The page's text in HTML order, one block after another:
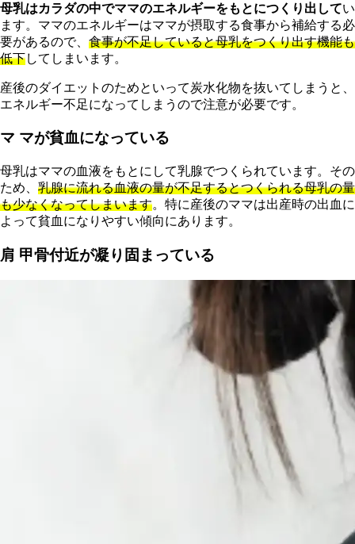
母乳はカラダの中でママのエネルギーをもとにつくり出してい
ます。ママのエネルギーはママが摂取する食事から補給する必
要があるので、 食事が不足していると母乳をつくり出す機能も
低下してしまいます。
産後のダイエットのためといって炭水化物を抜いてしまうと、
エネルギー不足になってしまうので注意が必要です。
マ マが貧血になっている
母乳はママの血液をもとにして乳腺でつくられています。その
ため、 乳腺に流れる血液の量が不足するとつくられる母乳の量
も少なくなってしまいます。特に産後のママは出産時の出血に
よって貧血になりやすい傾向にあります。
肩 甲骨付近が凝り固まっている